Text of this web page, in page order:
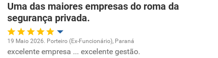
Uma das maiores empresas do roma da
segurança privada.
Oportunidade de promoção
19 Maio 2026. Porteiro (Ex-Funcionário), Paraná
excelente empresa ... excelente gestão.